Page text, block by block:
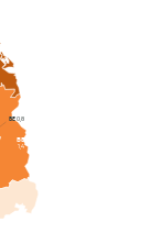
BB
1,4
BE0,8